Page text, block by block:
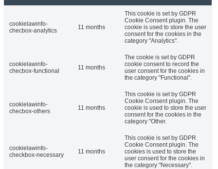
cookielawinfo-
checbox-analytics
11 months
This cookie is set by GDPR
Cookie Consent plugin. The
cookie is used to store the user
consent for the cookies in the
category "Analytics".
cookielawinfo-
checbox-functional
11 months
The cookie is set by GDPR
cookie consent to record the
user consent for the cookies in
the category "Functional".
cookielawinfo-
checbox-others
11 months
This cookie is set by GDPR
Cookie Consent plugin. The
cookie is used to store the user
consent for the cookies in the
category "Other.
cookielawinfo-
checkbox-necessary
11 months
This cookie is set by GDPR
Cookie Consent plugin. The
cookies is used to store the
user consent for the cookies in
the category "Necessary".